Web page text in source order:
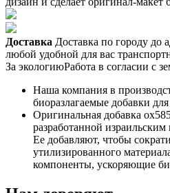
Доставка Доставка по городу до
любой удобной для вас
За экологиюРабота в согласии с
Наша компания в
биоразлагаемые добавки
Оригинальная добавка
разработанной
Ее добавляют, чтобы
утилизированного
компоненты, ускоряющие